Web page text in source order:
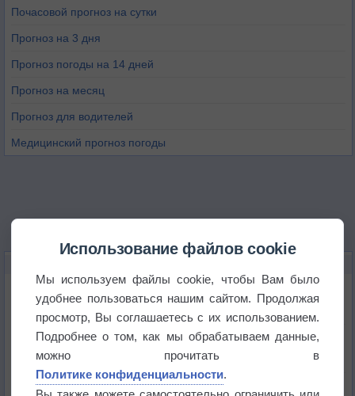
Почасовой прогноз на сутки
Прогноз на 3 дня
Прогноз погоды на 14 дней
Прогноз на месяц
Прогноз для водителей
Медицинский прогноз погоды
Июль в России стал самым тёплым за всю
историю
В Центральной России наступают самые жаркие
Дневная температура воздуха в ОАЭ превысила
Использование файлов cookie
Мы используем файлы cookie, чтобы Вам было
удобнее пользоваться нашим сайтом. Продолжая
просмотр, Вы соглашаетесь с их использованием.
Подробнее о том, как мы обрабатываем данные,
можно прочитать в
Политике конфиденциальности.